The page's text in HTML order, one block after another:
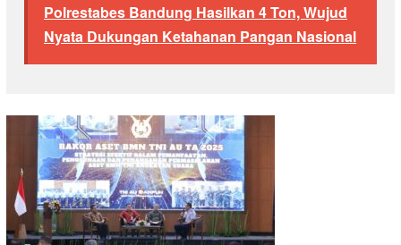
Polrestabes Bandung Hasilkan 4 Ton, Wujud
Nyata Dukungan Ketahanan Pangan Nasional